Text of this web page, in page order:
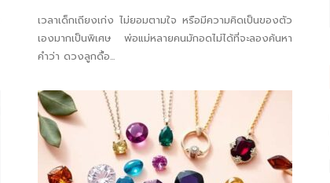
ไร
ตี้
เวลาเด็กเถียงเก่ง ไม่ยอมตามใจ หรือมีความคิดเป็นของตัว
เองมากเป็นพิเศษ พ่อแม่หลายคนมักอดไม่ได้ที่จะลองค้นหา
คำว่า ดวงลูกดื้อ...